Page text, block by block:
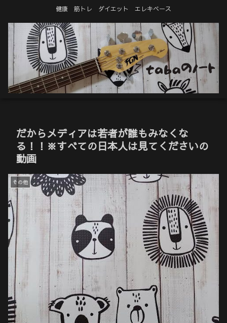
健康 筋トレ ダイエット エレキベース
だからメディアは若者が誰もみなくな
る！！※すべての日本人は見てくださいの
動画
その他